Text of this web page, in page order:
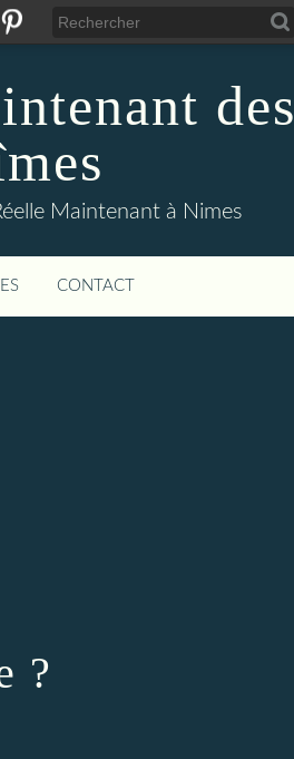
des
Maintenant à Nimes
CONTACT
?